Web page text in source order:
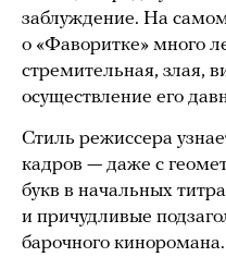
заблуждение. На
о «Фаворитке» много
стремительная, злая,
осуществление его
Стиль режиссера
кадров — даже с
букв в начальных
и причудливые
барочного